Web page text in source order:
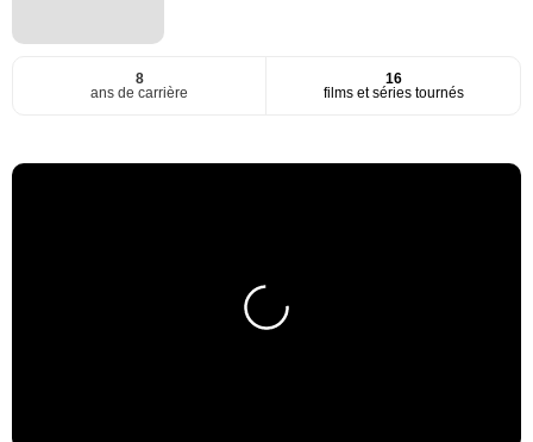
8
ans de carrière
16
films et séries tournés